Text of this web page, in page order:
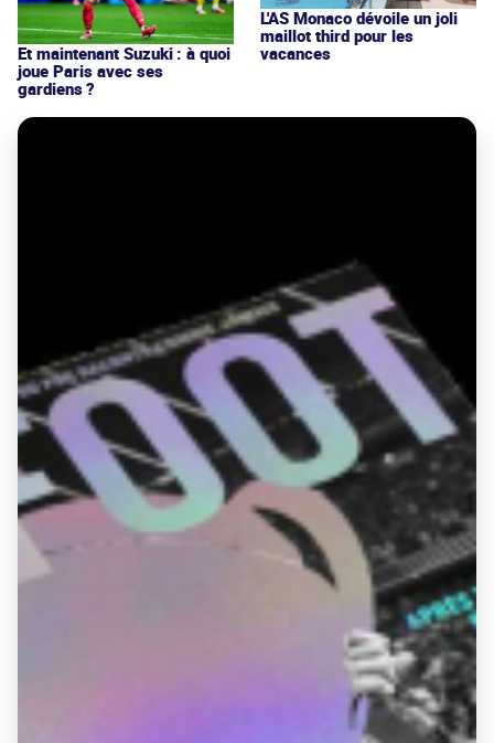
Et maintenant Suzuki : à quoi
joue Paris avec ses
gardiens ?
L'AS Monaco dévoile un joli
maillot third pour les
vacances